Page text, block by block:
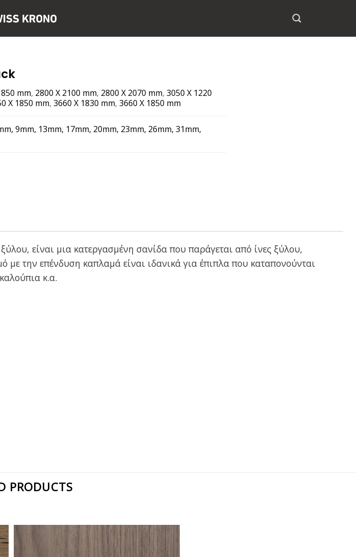
mm, 2800 X 2100 mm, 2800 Χ 2070 mm,3050 X 1220
X 1850 mm,3660 X 1830 mm,3660 X 1850 mm
9mm, 13mm, 17mm, 20mm, 23mm, 26mm, 31mm,
είναι μια κατεργασμένη σανίδα που παράγεται από ίνες ξύλου,
την επένδυση καπλαμά είναι ιδανικά για έπιπλα που καταπονούνται
κ.α.
PRODUCTS